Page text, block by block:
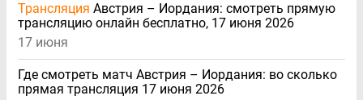
Трансляция Австрия – Иордания: смотреть прямую
трансляцию онлайн бесплатно, 17 июня 2026
17 июня
Где смотреть матч Австрия – Иордания: во сколько
прямая трансляция 17 июня 2026